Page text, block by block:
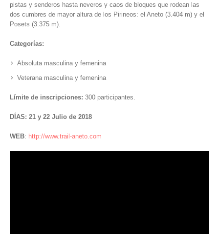
pistas y senderos hasta neveros y caos de bloques que rodean las
dos cumbres de mayor altura de los Pirineos: el Aneto (3.404 m) y el
Posets (3.375 m).
Categorías:
Absoluta masculina y femenina
Veterana masculina y femenina
Límite de inscripciones: 300 participantes.
DÍAS: 21 y 22 Julio de 2018
WEB: http://www.trail-aneto.com